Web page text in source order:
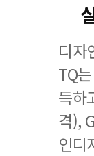
디자
TQ
득하
격),
인디